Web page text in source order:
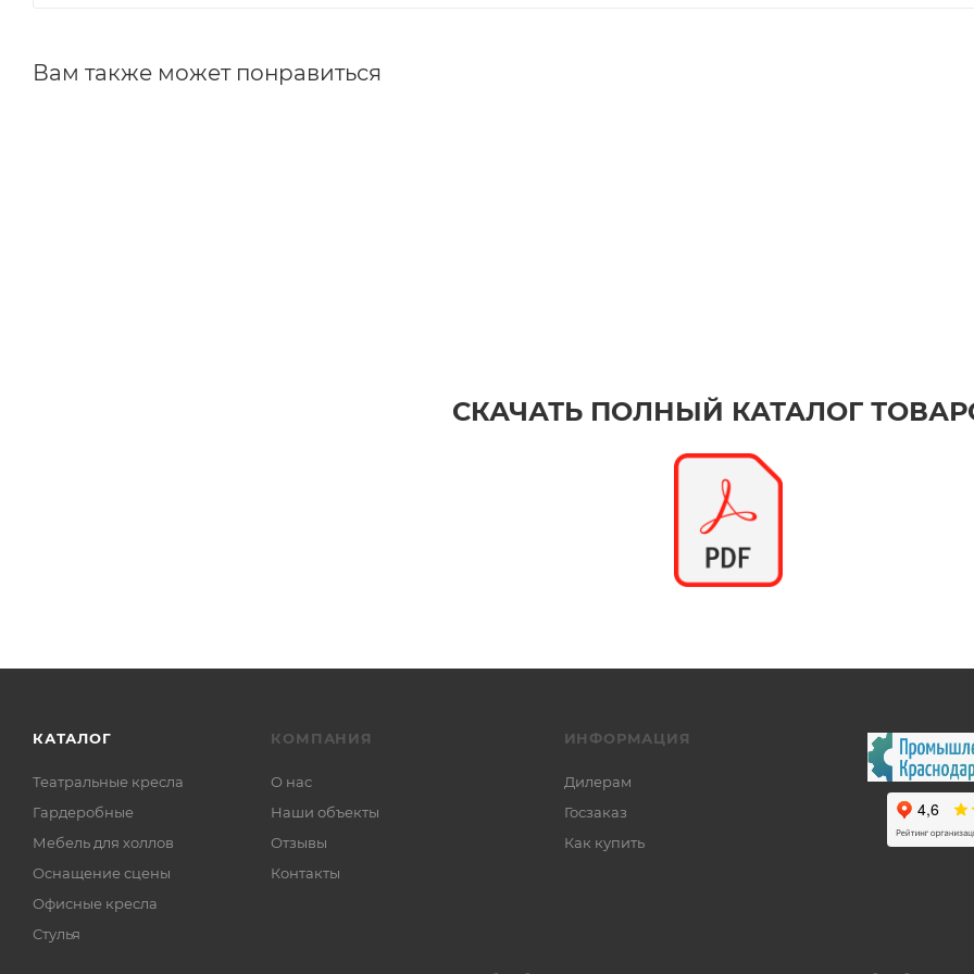
Вам также может понравиться
СКАЧАТЬ ПОЛНЫЙ КАТАЛОГ
КАТАЛОГ
Театральные кресла
Гардеробные
Мебель для холлов
Оснащение сцены
Офисные кресла
Стулья
КОМПАНИЯ
О нас
Наши объекты
Отзывы
Контакты
ИНФОРМАЦИЯ
Дилерам
Госзаказ
Как купить